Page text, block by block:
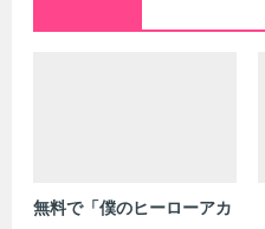
無料で「僕のヒーローアカ